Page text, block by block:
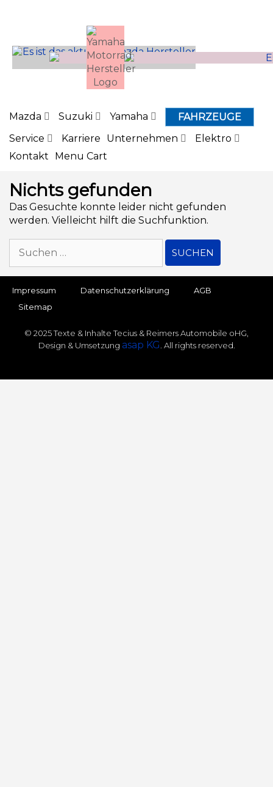
Mazda Suzuki Yamaha
FAHRZEUGE
Service
Karriere Unternehmen
Elektro
Kontakt
Menu Cart
Nichts gefunden
Das Gesuchte konnte leider nicht gefunden
werden. Vielleicht hilft die Suchfunktion.
Impressum Datenschutz­erklärung
AGB
Sitemap
© 2025 Texte & Inhalte Tecius & Reimers Automobile oHG,
Design & Umsetzung asap KG . All rights reserved.